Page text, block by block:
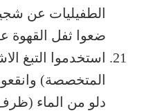
الطفيليات عن
ضعوا ثفل القهوة
استخدموا التبغ
دلو من الماء